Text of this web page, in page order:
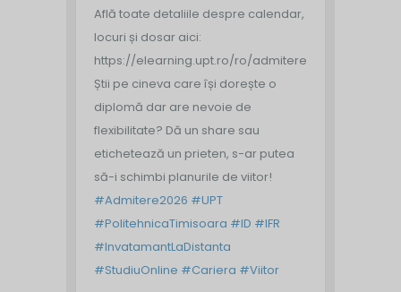
Află toate detaliile despre calendar,
locuri și dosar aici:
https://elearning.upt.ro/ro/admitere/
Știi pe cineva care își dorește o
diplomă dar are nevoie de
flexibilitate? Dă un share sau
etichetează un prieten, s-ar putea
să-i schimbi planurile de viitor!
#Admitere2026 #UPT
#PolitehnicaTimisoara #ID #IFR
#InvatamantLaDistanta
#StudiuOnline #Cariera #Viitor